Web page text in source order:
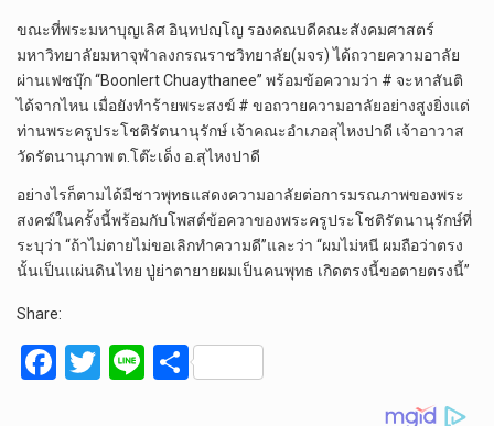
ขณะที่พระมหาบุญเลิศ อินฺทปญฺโญ รองคณบดีคณะสังคมศาสตร์
มหาวิทยาลัยมหาจุฬาลงกรณราชวิทยาลัย(มจร) ได้ถวายความอาลัย
ผ่านเฟซบุ๊ก “Boonlert Chuaythanee” พร้อมข้อความว่า # จะหาสันติ
ได้จากไหน เมื่อยังทำร้ายพระสงฆ์ # ขอถวายความอาลัยอย่างสูงยิ่งแด่
ท่านพระครูประโชติรัตนานุรักษ์ เจ้าคณะอำเภอสุไหงปาดี​ เจ้าอาวาส
วัดรัตนานุภาพ​ ต.โต๊ะเด็ง​ อ.สุไหงปาดี​
อย่างไรก็ตามได้มีชาวพุทธแสดงความอาลัยต่อการมรณภาพของพระ
สงคฆ์ในครั้งนี้พร้อมกับโพสต์ข้อควาของพระครูประโชติรัตนานุรักษ์ที่
ระบุว่า “ถ้าไม่ตายไม่ขอเลิกทำความดี”และว่า “ผมไม่หนี​ ผมถือว่าตรง
นั้นเป็นแผ่นดินไทย​ ปู่​ย่าตายายผมเป็นคนพุทธ​ เกิดตรงนี้ขอตายตรงนี้”
Share:
F
T
Li S